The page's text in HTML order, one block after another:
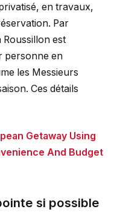
en travaux,
Par
Roussillon est
personne en
les Messieurs
Ces détails
Getaway Using
And Budget
si possible